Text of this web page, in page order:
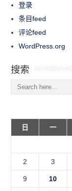
登录
条目feed
评论feed
WordPress.org
搜索
日
一
2 3
9 10